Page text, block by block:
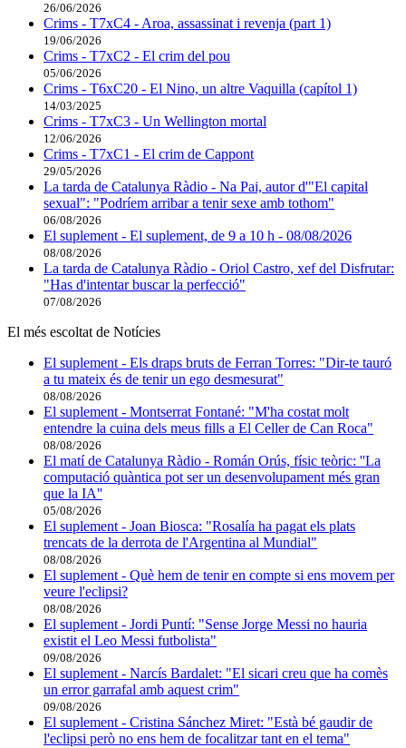
26/06/2026
Crims - T7xC4 - Aroa, assassinat i revenja (part 1)
19/06/2026
Crims - T7xC2 - El crim del pou
05/06/2026
Crims - T6xC20 - El Nino, un altre Vaquilla (capítol 1)
14/03/2025
Crims - T7xC3 - Un Wellington mortal
12/06/2026
Crims - T7xC1 - El crim de Cappont
29/05/2026
La tarda de Catalunya Ràdio - Na Pai, autor d'"El capital
sexual": "Podríem arribar a tenir sexe amb tothom"
06/08/2026
El suplement - El suplement, de 9 a 10 h - 08/08/2026
08/08/2026
La tarda de Catalunya Ràdio - Oriol Castro, xef del Disfrutar:
"Has d'intentar buscar la perfecció"
07/08/2026
El més escoltat de Notícies
El suplement - Els draps bruts de Ferran Torres: "Dir-te tauró
a tu mateix és de tenir un ego desmesurat"
08/08/2026
El suplement - Montserrat Fontané: "M'ha costat molt
entendre la cuina dels meus fills a El Celler de Can Roca"
08/08/2026
El matí de Catalunya Ràdio - Román Orús, físic teòric: ''La
computació quàntica pot ser un desenvolupament més gran
que la IA''
05/08/2026
El suplement - Joan Biosca: "Rosalía ha pagat els plats
trencats de la derrota de l'Argentina al Mundial"
08/08/2026
El suplement - Què hem de tenir en compte si ens movem per
veure l'eclipsi?
08/08/2026
El suplement - Jordi Puntí: "Sense Jorge Messi no hauria
existit el Leo Messi futbolista"
09/08/2026
El suplement - Narcís Bardalet: "El sicari creu que ha comès
un error garrafal amb aquest crim"
09/08/2026
El suplement - Cristina Sánchez Miret: "Està bé gaudir de
l'eclipsi però no ens hem de focalitzar tant en el tema"